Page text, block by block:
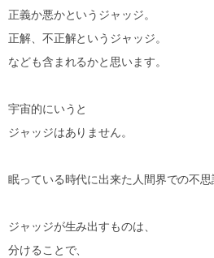
正義か悪かというジャッジ。
正解、不正解というジャッジ。
なども含まれるかと思います。
宇宙的にいうと
ジャッジはありません。
眠っている時代に出来た人間界での不思
ジャッジが生み出すものは、
分けることで、